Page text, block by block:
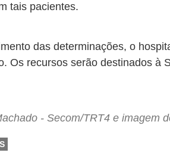
tais pacientes.
das determinações, o
Os recursos serão destinados à
- Secom/TRT4 e imagem